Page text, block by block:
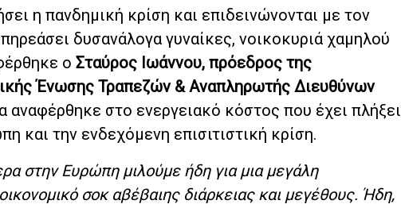
η πανδημική κρίση και επιδεινώνονται με τον
δυσανάλογα γυναίκες, νοικοκυριά χαμηλού
ο Σταύρος Ιωάννου, πρόεδρος της
Ένωσης Τραπεζών & Αναπληρωτής Διευθύνων
αναφέρθηκε στο ενεργειακό κόστος που έχει πλήξει
και την ενδεχόμενη επισιτιστική κρίση.
στην Ευρώπη μιλούμε ήδη για μια μεγάλη
σοκ αβέβαιης διάρκειας και μεγέθους. Ήδη,